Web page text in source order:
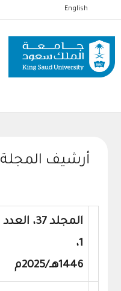
إلى
المحتوى
الرئيسي
English
أرشيف المجلة
المجلد 37، العدد
1،
1446هـ/2025م